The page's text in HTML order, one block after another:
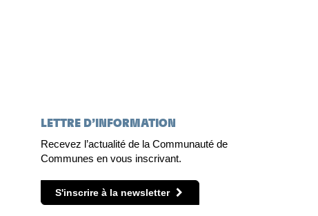
LETTRE D’INFORMATION
Recevez l’actualité de la Communauté de
Communes en vous inscrivant.
S'inscrire à la newsletter